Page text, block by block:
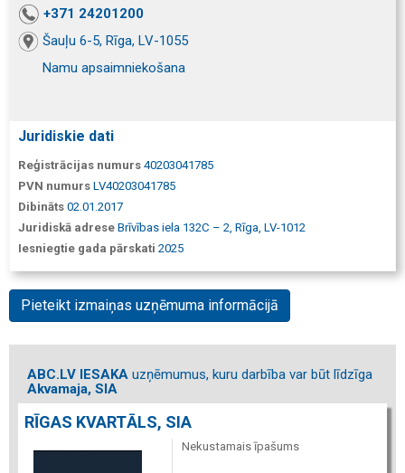
+371 24201200
Šauļu 6-5, Rīga, LV-1055
Namu apsaimniekošana
Juridiskie dati
Reģistrācijas numurs 40203041785
PVN numurs LV40203041785
Dibināts 02.01.2017
Juridiskā adrese Brīvības iela 132C – 2, Rīga, LV-1012
Iesniegtie gada pārskati 2025
Pieteikt izmaiņas uzņēmuma informācijā
ABC.LV IESAKA uzņēmumus, kuru darbība var būt līdzīga
Akvamaja, SIA
RĪGAS KVARTĀLS, SIA
Nekustamais īpašums